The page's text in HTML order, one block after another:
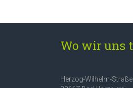
Wo wir uns
Herzog-Wilhelm-